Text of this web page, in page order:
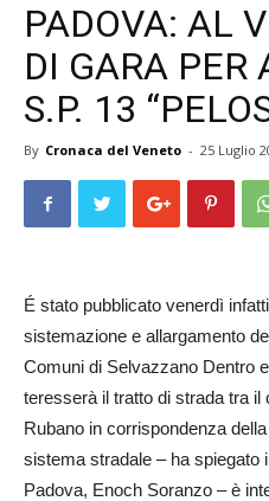
PADOVA: AL
DI GARA PER
S.P. 13
By Cronaca del Veneto - 25 Luglio
É stato pubblicato venerdì
sistemazione e allargamento
Comuni di Selvaz­zano Dentro
teresserà il tratto di strada tra
Ru­bano in corrispondenza della
sistema stradale – ha spiegato
Padova, Enoch Soranzo – è